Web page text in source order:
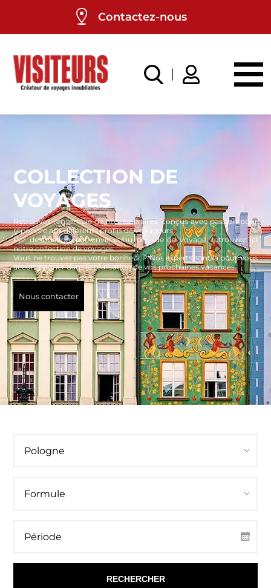
Contactez-nous
COLLECTION DE
VOYAGES
Retrouvez l'ensemble de nos itinéraires, conçus avec passion pour
répondre aux différents profils de voyageurs.
Par destination, par envie et/ou période de voyage, retrouvez ici
notre collection de voyages.
Vous ne trouvez pas votre bonheur ? Nos experts sont là pour vous
accompagner dans la réalisation de vos prochaines vacances.
Nous contacter
Panneau de gestion des cookies